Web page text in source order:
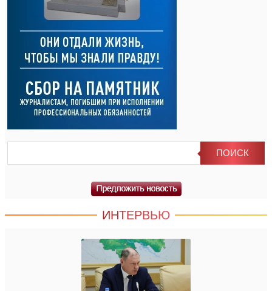
ИНТЕРВЬЮ